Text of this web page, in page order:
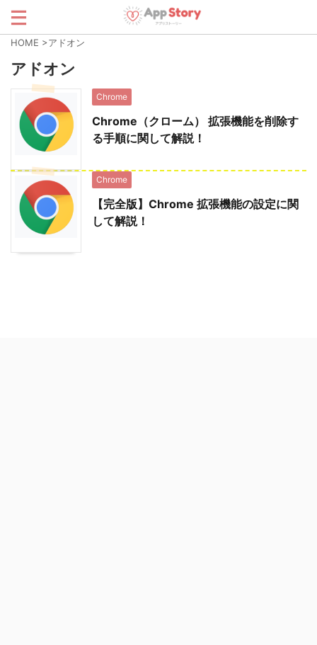
HOME >アドオン
アドオン
Chrome
Chrome（クローム） 拡張機能を削除す
る手順に関して解説！
Chrome
【完全版】Chrome 拡張機能の設定に関
して解説！